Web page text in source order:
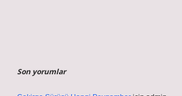
Son yorumlar